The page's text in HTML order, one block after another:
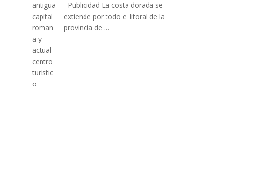
Publicidad La costa dorada se
extiende por todo el litoral de la
provincia de …